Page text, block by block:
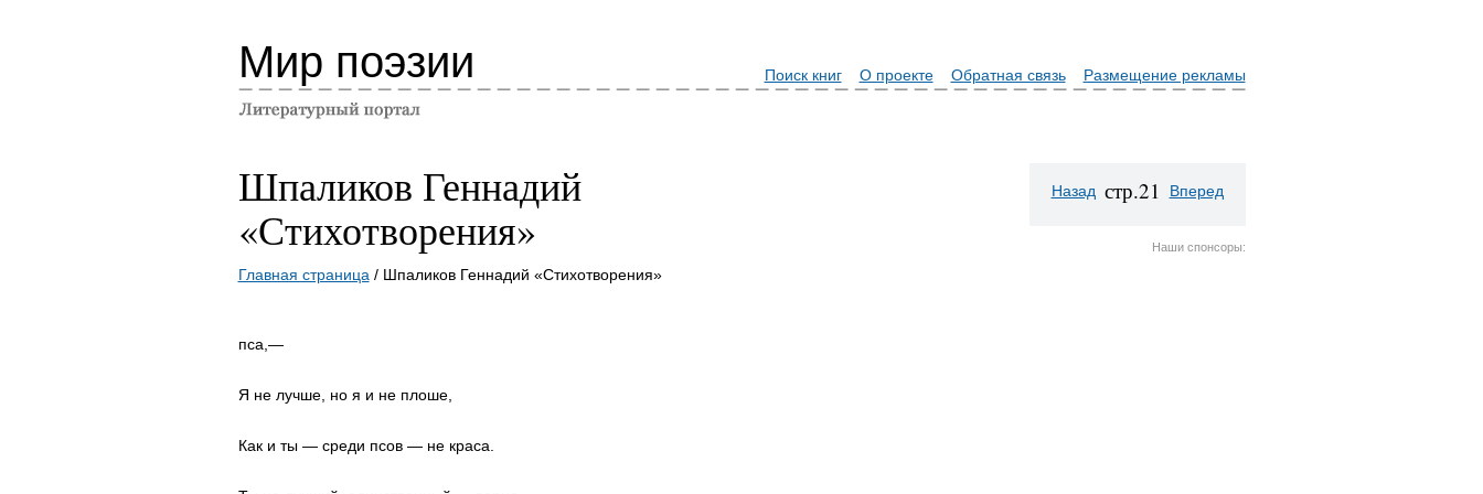
Мир поэзии Поиск книг О проекте Обратная связь Размещение рекламы
Шпаликов Геннадий
«Стихотворения»
Главная страница / Шпаликов Геннадий «Стихотворения»
пса,—
Я не лучше, но я и не плоше,
Как и ты — среди псов — не краса.
Назад стр.21 Вперед
Наши спонсоры: